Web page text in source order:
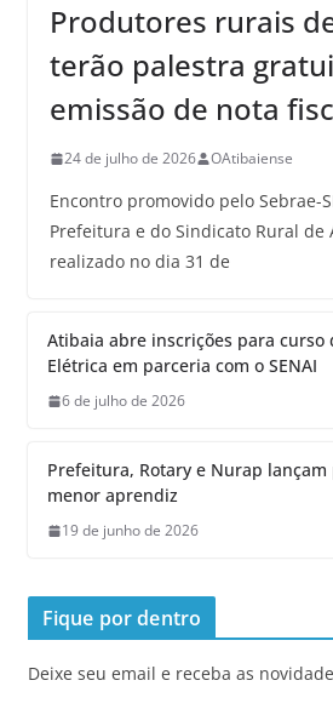
Produtores rurais
terão palestra
emissão de nota
24 de julho de 2026 OAtibaiense
Encontro promovido pelo Sebrae-
Prefeitura e do Sindicato Rural de
realizado no dia 31 de
Atibaia abre inscrições para curso
Elétrica em parceria com o SENAI
6 de julho de 2026
Prefeitura, Rotary e Nurap
menor aprendiz
19 de junho de 2026
Fique por dentro
Deixe seu email e receba as